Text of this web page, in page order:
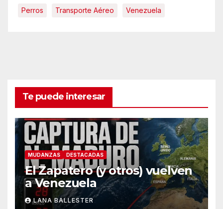
Perros Transporte Aéreo Venezuela
Te puede interesar
MUDANZAS DESTACADAS
El Zapatero (y otros) vuelven
a Venezuela
LANA BALLESTER